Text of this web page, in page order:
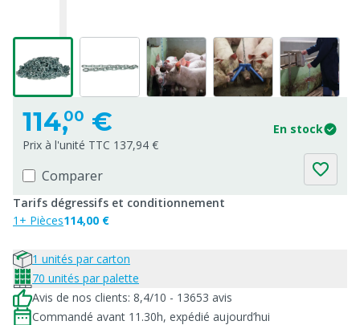
114,00 €
En stock
Prix à l'unité TTC 137,94 €
Comparer
Tarifs dégressifs et conditionnement
1+ Pièces114,00 €
1 unités par carton
70 unités par palette
Avis de nos clients: 8,4/10 - 13653 avis
Commandé avant 11.30h, expédié aujourd’hui